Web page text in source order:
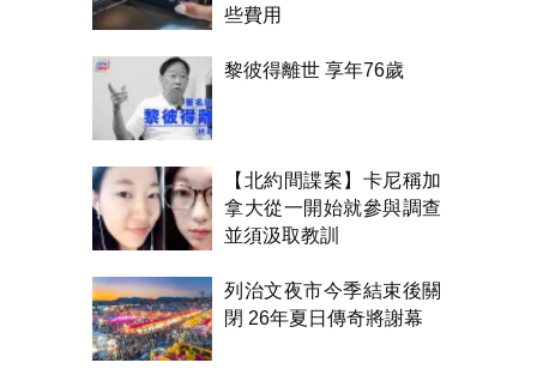
些費用
黎彼得離世 享年76歲
【北約間諜案】卡尼稱加
拿大從一開始就參與調查
並須汲取教訓
列治文夜市今季結束後關
閉 26年夏日傳奇將謝幕